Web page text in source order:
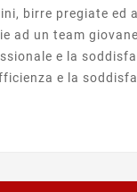
birre pregiate ed
ad un team
e la
e la